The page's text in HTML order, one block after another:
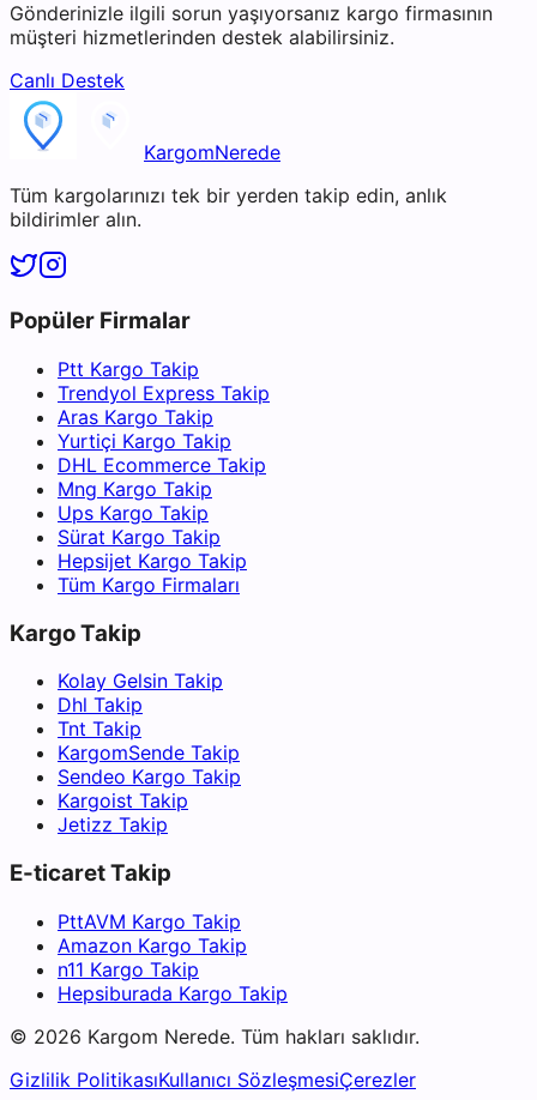
Gönderinizle ilgili sorun yaşıyorsanız kargo firmasının
müşteri hizmetlerinden destek alabilirsiniz.
Canlı Destek
KargomNerede
Tüm kargolarınızı tek bir yerden takip edin, anlık
bildirimler alın.
Popüler Firmalar
Ptt Kargo Takip
Trendyol Express Takip
Aras Kargo Takip
Yurtiçi Kargo Takip
DHL Ecommerce Takip
Mng Kargo Takip
Ups Kargo Takip
Sürat Kargo Takip
Hepsijet Kargo Takip
Tüm Kargo Firmaları
Kargo Takip
Kolay Gelsin Takip
Dhl Takip
Tnt Takip
KargomSende Takip
Sendeo Kargo Takip
Kargoist Takip
Jetizz Takip
E-ticaret Takip
PttAVM Kargo Takip
Amazon Kargo Takip
n11 Kargo Takip
Hepsiburada Kargo Takip
© 2026 Kargom Nerede. Tüm hakları saklıdır.
Gizlilik PolitikasıKullanıcı SözleşmesiÇerezler